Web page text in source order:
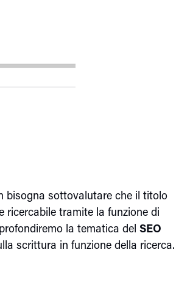
bisogna sottovalutare che il titolo
ricercabile tramite la funzione di
la tematica delSEO
scrittura in funzione della ricerca.